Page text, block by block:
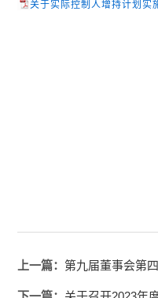
关于实际控制人增持计划
上一篇： 第九届董事会第